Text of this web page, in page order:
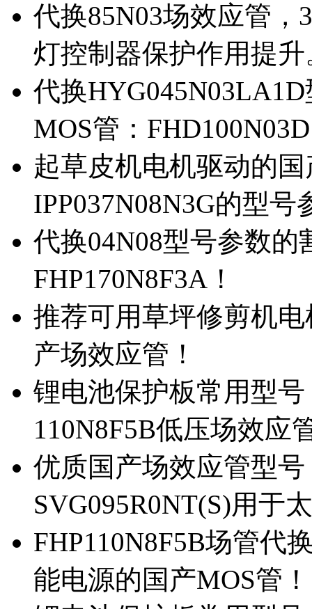
代换85N03场效应管
灯控制器保护作用提升
代换
MOS管：
起草皮机电机驱动的
IPP037N08N3G的型号
代换04N08型号参数
FHP170N8F3A！
推荐可用草坪修剪机电
产场效应管！
锂电池保护板常用型号
110N8F5B低压场效应
优质国产场效应管型
SVG095R0NT(S)用于
FHP110N8F5B场管代
能电源的国产MOS管！